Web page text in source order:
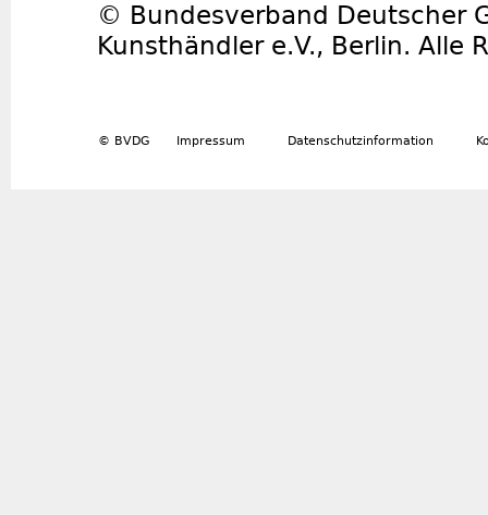
© Bundesverband Deutscher
Kunsthändler e.V., Berlin. Alle
© BVDG Impressum Datenschutzinformation